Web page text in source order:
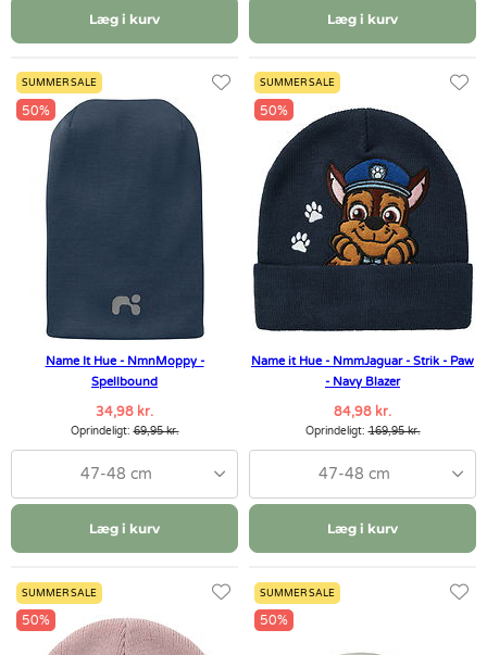
Læg i kurv Læg i kurv
SUMMER SALE
50%
Name It Hue - NmnMoppy -
Spellbound
34,98 kr.
Oprindeligt:69,95 kr.
47-48 cm
Læg i kurv
SUMMER SALE
50%
Name it Hue - NmmJaguar - Strik - Paw
- Navy Blazer
84,98 kr.
Oprindeligt:169,95 kr.
47-48 cm
Læg i kurv
SUMMER SALE
50%
SUMMER SALE
50%